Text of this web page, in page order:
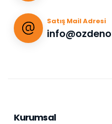
Satış Mail Adresi
Kurumsal